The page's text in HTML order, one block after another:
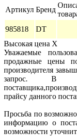
Артикул Бренд
985818 DT
Высокая цена X
Уважаемые
продажные цены
производителя
запрос. В
прайсу данного
Просьба по
информацию о
возможности